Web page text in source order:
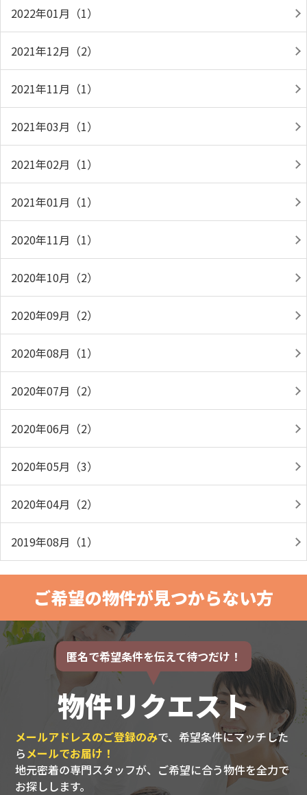
2022年01月（1）
2021年12月（2）
2021年11月（1）
2021年03月（1）
2021年02月（1）
2021年01月（1）
2020年11月（1）
2020年10月（2）
2020年09月（2）
2020年08月（1）
2020年07月（2）
2020年06月（2）
2020年05月（3）
2020年04月（2）
2019年08月（1）
ご希望の物件が見つからない方
匿名で希望条件を伝えて待つだけ！
物件リクエスト
メールアドレスのご登録のみで、希望条件にマッチした
らメールでお届け！
地元密着の専門スタッフが、ご希望に合う物件を全力で
お探しします。